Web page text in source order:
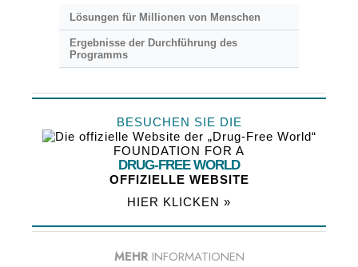
Lösungen für Millionen von Menschen
Ergebnisse der Durchführung des
Programms
BESUCHEN SIE DIE
FOUNDATION FOR A
DRUG-FREE WORLD
OFFIZIELLE WEBSITE
HIER KLICKEN »
MEHR INFORMATIONEN